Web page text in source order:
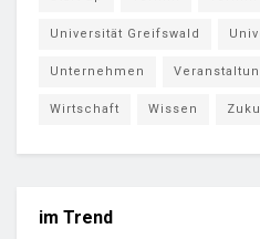
Universität Greifswald
Unternehmen
Wirtschaft Wissen
im Trend